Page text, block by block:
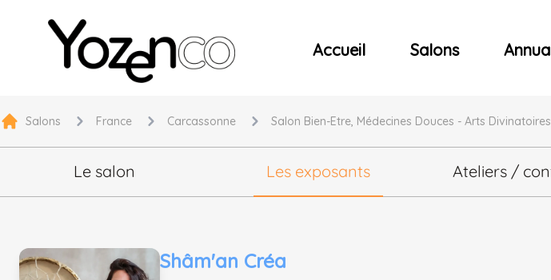
Yozenco - Organisateur de Salons, Evénements et Concerts
Accueil Salons
Salons France Carcassonne Salon Bien-Etre, Médecines Douces - Arts Divinatoires
Le salon Les exposants Ateliers /
Shâm'an Créa